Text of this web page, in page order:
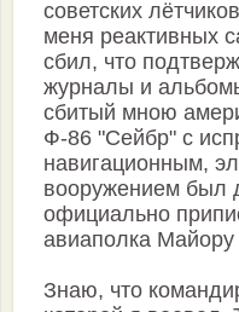
советских
меня реактивных
сбил, что
журналы и
сбитый мною
Ф-86 "Сейбр" с
навигационным,
вооружением был
официально
авиаполка
Знаю, что